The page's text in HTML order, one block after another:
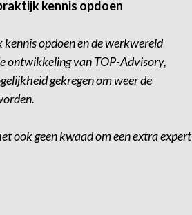
kennis opdoen
opdoen en de werkwereld
ontwikkeling van TOP-Advisory,
gekregen om weer de
ook geen kwaad om een extra expert